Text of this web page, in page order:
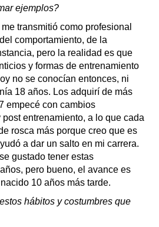
ejemplos?
transmitió como profesional
comportamiento, de la
pero la realidad es que
y formas de entrenamiento
no se conocían entonces, ni
18 años. Los adquirí de más
empecé con cambios
entrenamiento, a lo que cada
rosca más porque creo que es
a dar un salto en mi carrera.
gustado tener estas
pero bueno, el avance es
10 años más tarde.
hábitos y costumbres que